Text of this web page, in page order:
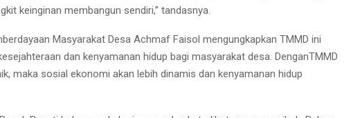
keinginan membangun sendiri,” tandasnya.
Masyarakat Desa Achmaf Faisol mengungkapkan TMMD ini
dan kenyamanan hidup bagi masyarakat desa. DenganTMMD
maka sosial ekonomi akan lebih dinamis dan kenyamanan hidup